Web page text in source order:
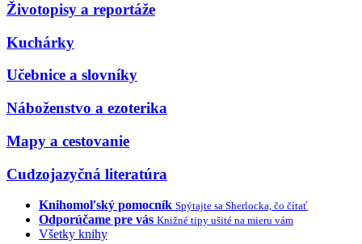
Životopisy a reportáže
Kuchárky
Učebnice a slovníky
Náboženstvo a ezoterika
Mapy a cestovanie
Cudzojazyčná literatúra
Knihomoľský pomocník Spýtajte sa Sherlocka, čo čítať
Odporúčame pre vás Knižné tipy ušité na mieru vám
Všetky knihy